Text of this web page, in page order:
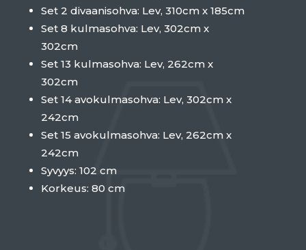
Set 2 divaanisohva: Lev, 310cm x 185cm
Set 8 kulmasohva: Lev, 302cm x
302cm
Set 13 kulmasohva: Lev, 262cm x
302cm
Set 14 avokulmasohva: Lev, 302cm x
242cm
Set 15 avokulmasohva: Lev, 262cm x
242cm
Syvyys: 102 cm
Korkeus: 80 cm